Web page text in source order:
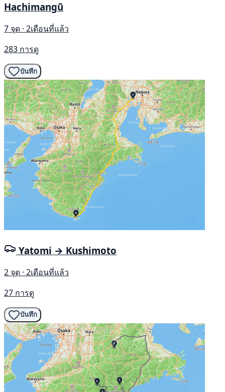
Hachimangū
7 จุด · 2เดือนที่แล้ว
283 การดู
บันทึก
Yatomi → Kushimoto
2 จุด · 2เดือนที่แล้ว
27 การดู
บันทึก